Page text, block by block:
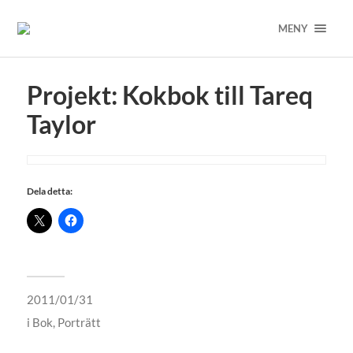
MENY
Projekt: Kokbok till Tareq
Taylor
Dela detta:
2011/01/31
i Bok, Porträtt